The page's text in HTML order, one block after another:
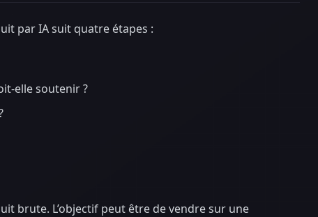
par IA suit quatre étapes :
elle soutenir ?
brute. L’objectif peut être de vendre sur une